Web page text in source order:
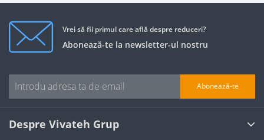
Vrei să fii primul care află despre reduceri?
Abonează-te la newsletter-ul nostru
Abonează-te
Despre Vivateh Grup